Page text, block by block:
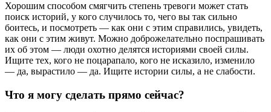
Хорошим способом смягчить степень тревоги может стать
поиск историй, у кого случилось то, чего вы так сильно
боитесь, и посмотреть — как они с этим справились, увидеть,
как они с этим живут. Можно доброжелательно поспрашивать
их об этом — люди охотно делятся историями своей силы.
Ищите тех, кого не поцарапало, кого не исказило, изменило
— да, вырастило — да. Ищите истории силы, а не слабости.
Что я могу сделать прямо сейчас?